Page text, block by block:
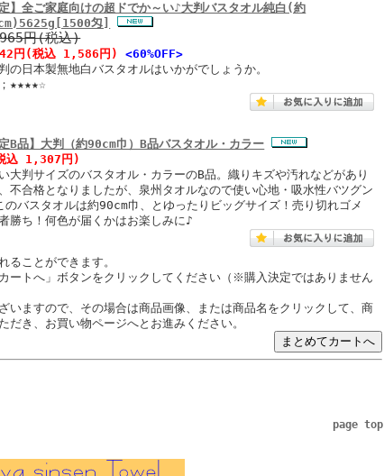
定】全ご家庭向けの超ドでか～い♪大判バスタオル純白(約
匁]
円(税込)
円 (税込 1,586円)<60%OFF>
の日本製無地白バスタオルはいかがでしょうか。
★★★★☆
定B品】大判（約90cm巾）B品バスタオル・カラー
込 1,307円)
大判サイズのバスタオル・カラーのB品。織りキズや汚れなどがあり
不合格となりましたが、泉州タオルなので使い心地・吸水性バツグン
のバスタオルは約90cm巾、とゆったりビッグサイズ！売り切れゴメ
勝ち！何色が届くかはお楽しみに♪
ることができます。
ートへ」ボタンをクリックしてください（※購入決定ではありません
いますので、その場合は商品画像、または商品名をクリックして、商
だき、お買い物ページへとお進みください。
page top